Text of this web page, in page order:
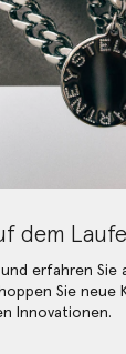
dem
erfahren Sie
Sie
Innovationen.